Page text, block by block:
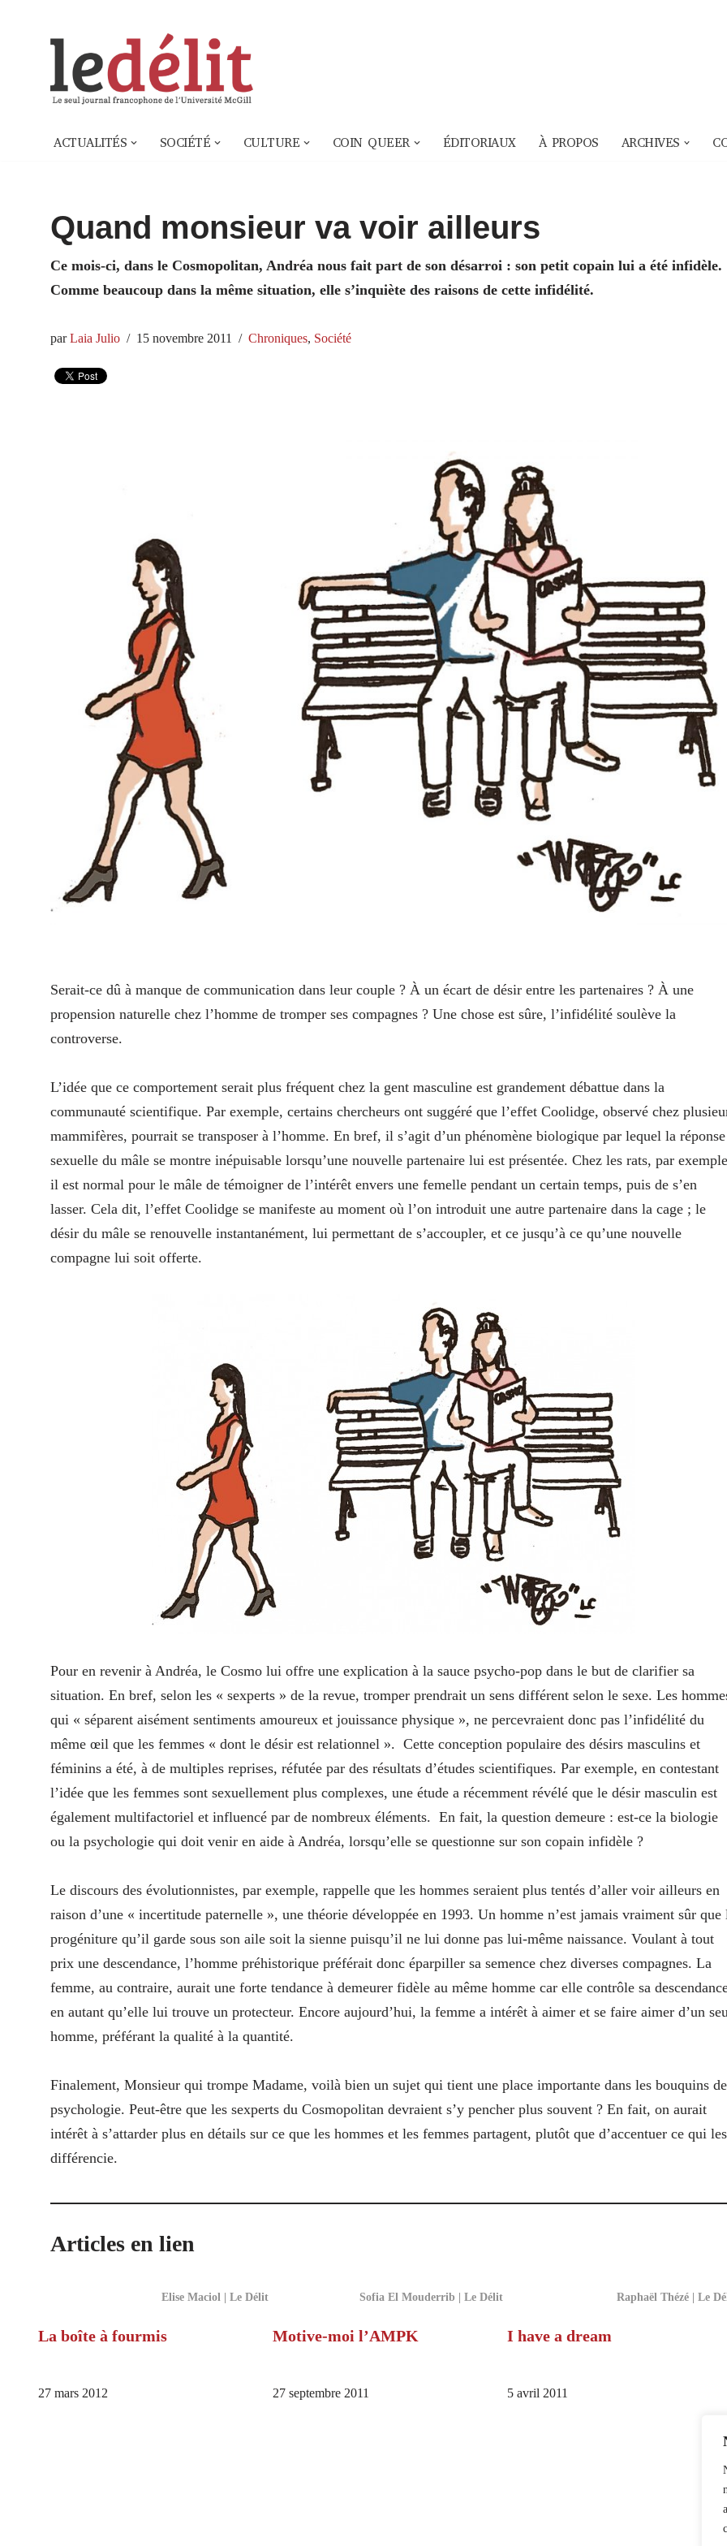
ACTUALITÉS SOCIÉTÉ CULTURE COIN QUEER ÉDITORIAUX À PROPOS ARCHIVES
Quand monsieur va voir ailleurs
Ce mois-ci, dans le Cosmopolitan, Andréa nous fait part de son désarroi : son petit copain lui a été infidèle.
Comme beaucoup dans la même situation, elle s’inquiète des raisons de cette infidélité.
parLaia Julio 15 novembre 2011 Chroniques, Société
Serait-ce dû à manque de communication dans leur couple ? À un écart de désir entre les partenaires ? À une
propension naturelle chez l’homme de tromper ses compagnes ? Une chose est sûre, l’infidélité soulève la
controverse.
L’idée que ce comportement serait plus fréquent chez la gent masculine est grandement débattue dans la
communauté scientifique. Par exemple, certains chercheurs ont suggéré que l’effet Coolidge, observé chez
mammifères, pourrait se transposer à l’homme. En bref, il s’agit d’un phénomène biologique par lequel la réponse
sexuelle du mâle se montre inépuisable lorsqu’une nouvelle partenaire lui est présentée. Chez les rats, par
il est normal pour le mâle de témoigner de l’intérêt envers une femelle pendant un certain temps, puis de s’en
lasser. Cela dit, l’effet Coolidge se manifeste au moment où l’on introduit une autre partenaire dans la cage ; le
désir du mâle se renouvelle instantanément, lui permettant de s’accoupler, et ce jusqu’à ce qu’une nouvelle
compagne lui soit offerte.
Pour en revenir à Andréa, le Cosmo lui offre une explication à la sauce psycho-pop dans le but de clarifier sa
situation. En bref, selon les « sexperts » de la revue, tromper prendrait un sens différent selon le sexe. Les
qui « séparent aisément sentiments amoureux et jouissance physique », ne percevraient donc pas l’infidélité du
même œil que les femmes « dont le désir est relationnel ». Cette conception populaire des désirs masculins et
féminins a été, à de multiples reprises, réfutée par des résultats d’études scientifiques. Par exemple, en contestant
l’idée que les femmes sont sexuellement plus complexes, une étude a récemment révélé que le désir masculin est
également multifactoriel et influencé par de nombreux éléments. En fait, la question demeure : est-ce la biologie
ou la psychologie qui doit venir en aide à Andréa, lorsqu’elle se questionne sur son copain infidèle ?
Le discours des évolutionnistes, par exemple, rappelle que les hommes seraient plus tentés d’aller voir ailleurs en
raison d’une « incertitude paternelle », une théorie développée en 1993. Un homme n’est jamais vraiment sûr que
progéniture qu’il garde sous son aile soit la sienne puisqu’il ne lui donne pas lui-même naissance. Voulant à tout
prix une descendance, l’homme préhistorique préférait donc éparpiller sa semence chez diverses compagnes. La
femme, au contraire, aurait une forte tendance à demeurer fidèle au même homme car elle contrôle sa
en autant qu’elle lui trouve un protecteur. Encore aujourd’hui, la femme a intérêt à aimer et se faire aimer d’un
homme, préférant la qualité à la quantité.
Finalement, Monsieur qui trompe Madame, voilà bien un sujet qui tient une place importante dans les bouquins de
psychologie. Peut-être que les sexperts du Cosmopolitan devraient s’y pencher plus souvent ? En fait, on aurait
intérêt à s’attarder plus en détails sur ce que les hommes et les femmes partagent, plutôt que d’accentuer ce qui les
différencie.
Articles en lien
Elise Maciol | Le Délit
La boîte à fourmis
27 mars 2012
Sofia El Mouderrib | Le Délit
Motive-moi l’AMPK
27 septembre 2011
Raphaël Thézé | Le
I have a dream
5 avril 2011